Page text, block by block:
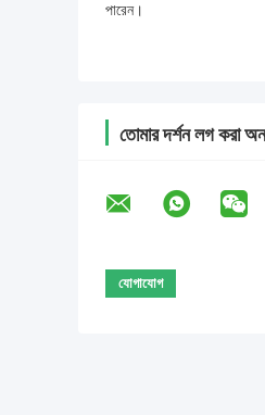
পারেন।
তোমার দর্শন লগ করা